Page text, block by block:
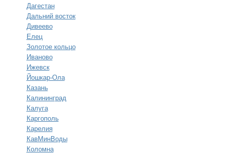
Дагестан
Дальний восток
Дивеево
Елец
Золотое кольцо
Иваново
Ижевск
Йошкар-Ола
Казань
Калининград
Калуга
Каргополь
Карелия
КавМинВоды
Коломна